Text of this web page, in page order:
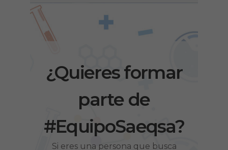
¿Quieres formar
parte de
#EquipoSaeqsa?
Si eres una persona que busca